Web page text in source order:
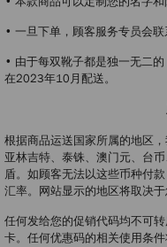
• 一旦下单，顾客服务专员会
• 由于每双靴子都是独一无二
在2023年10月配送。
根据商品运送国家所属的地区
亚林吉特、泰铢、澳门元、台
盾。如顾客无法以这些币种付
汇率。网站显示的地区将取决于
任何发给您的促销代码均不可
卡。任何优惠码的相关使用条件